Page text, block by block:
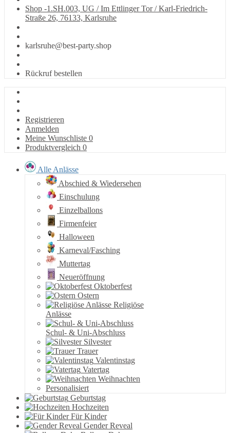
Shop -1.SH.003, UG / Im Ettlinger Tor / Karl-Friedrich-
Straße 26, 76133, Karlsruhe
karlsruhe@best-party.shop
Rückruf bestellen
Registrieren
Anmelden
Meine Wunschliste 0
Produktvergleich 0
Alle Anlässe
Abschied & Wiedersehen
Einschulung
Einzelballons
Firmenfeier
Halloween
Karneval/Fasching
Muttertag
Neueröffnung
Oktoberfest
Ostern
Religiöse
Anlässe
Schul- & Uni-Abschluss
Silvester
Trauer
Valentinstag
Vatertag
Weihnachten
Personalisiert
Geburtstag
Hochzeiten
Für Kinder
Gender Reveal